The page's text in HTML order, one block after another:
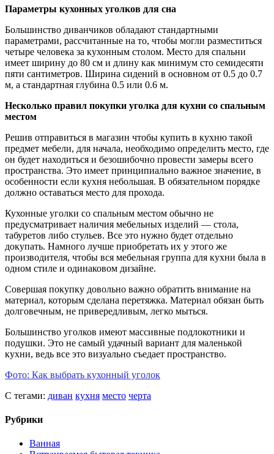
Параметры кухонных уголков для сна
Большинство диванчиков обладают стандартными
параметрами, рассчитанные на то, чтобы могли разместиться
четыре человека за кухонным столом. Место для спальни
имеет ширину до 80 см и длину как минимум сто семидесяти
пяти сантиметров. Ширина сидений в основном от 0.5 до 0.7
м, а стандартная глубина 0.5 или 0.6 м.
Несколько правил покупки уголка для кухни со спальным
местом
Решив отправиться в магазин чтобы купить в кухню такой
предмет мебели, для начала, необходимо определить место, где
он будет находиться и безошибочно провести замеры всего
пространства. Это имеет принципиально важное значение, в
особенности если кухня небольшая. В обязательном порядке
должно оставаться место для прохода.
Кухонные уголки со спальным местом обычно не
предусматривает наличия мебельных изделий — стола,
табуретов либо стульев. Все это нужно будет отдельно
докупать. Намного лучше приобретать их у этого же
производителя, чтобы вся мебельная группа для кухни была в
одном стиле и одинаковом дизайне.
Совершая покупку довольно важно обратить внимание на
материал, которым сделана перетяжка. Материал обязан быть
долговечным, не привередливым, легко мыться.
Большинство уголков имеют массивные подлокотники и
подушки. Это не самый удачный вариант для маленькой
кухни, ведь все это визуально съедает пространство.
Фото: Как выбрать кухонный уголок
С тегами: диван кухня место черта
Рубрики
Ванная